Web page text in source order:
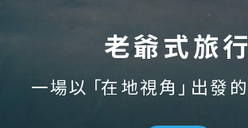
老爺式旅行
一場以「在地視角 」出發的